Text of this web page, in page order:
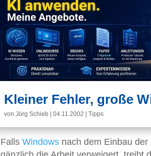
Kleiner Fehler, große
von Jörg Schieb 04.11.2002 Tipps
Falls Windows nach dem Einbau